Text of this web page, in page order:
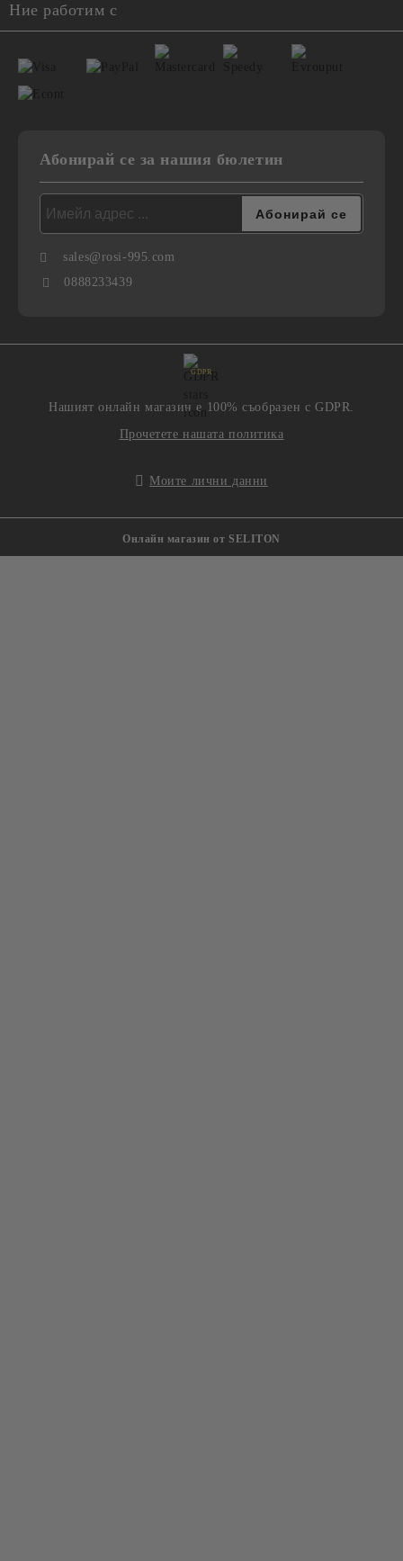
Ние работим с
Абонирай се за нашия бюлетин
sales@rosi-995.com
0888233439
GDPR
Нашият онлайн магазин е 100% съобразен с GDPR.
Прочетете нашата политика
Моите лични данни
Онлайн магазин от SELITON